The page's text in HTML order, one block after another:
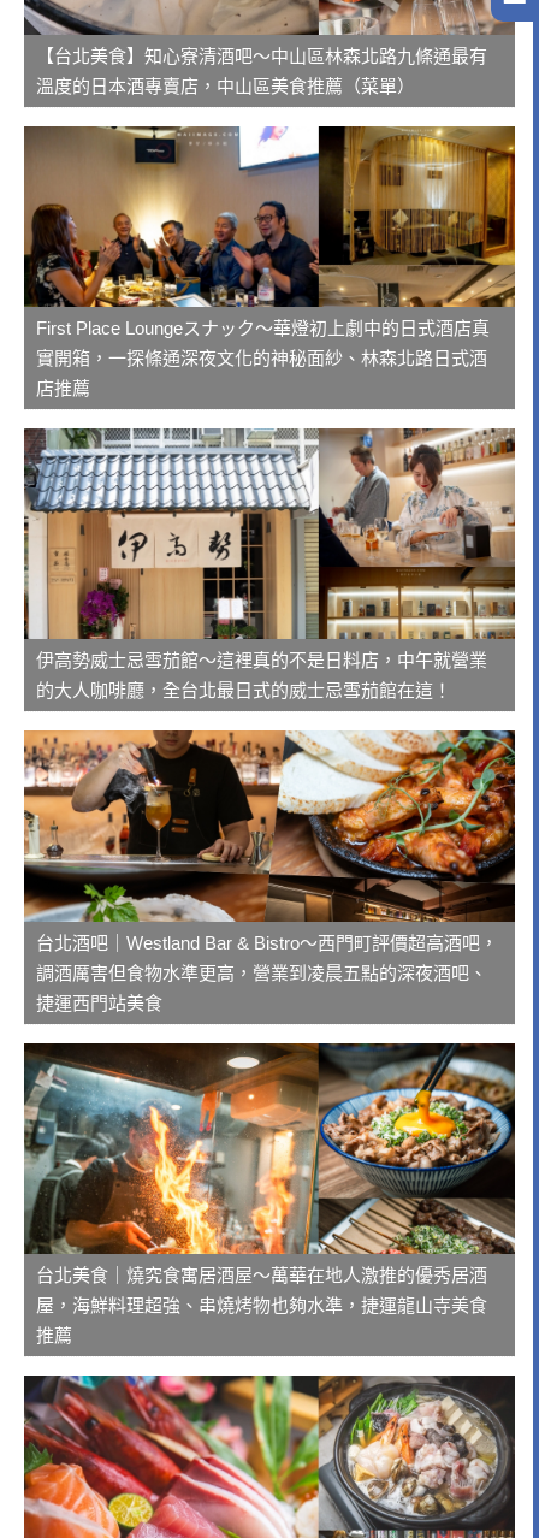
【台北美食】知心寮清酒吧～中山區林森北路九條通最有
溫度的日本酒專賣店，中山區美食推薦（菜單）
First Place Loungeスナック～華燈初上劇中的日式酒店真
實開箱，一探條通深夜文化的神秘面紗、林森北路日式酒
店推薦
伊高勢威士忌雪茄館～這裡真的不是日料店，中午就營業
的大人咖啡廳，全台北最日式的威士忌雪茄館在這！
台北酒吧｜Westland Bar & Bistro～西門町評價超高酒吧，
調酒厲害但食物水準更高，營業到凌晨五點的深夜酒吧、
捷運西門站美食
台北美食｜燒究食寓居酒屋～萬華在地人激推的優秀居酒
屋，海鮮料理超強、串燒烤物也夠水準，捷運龍山寺美食
推薦